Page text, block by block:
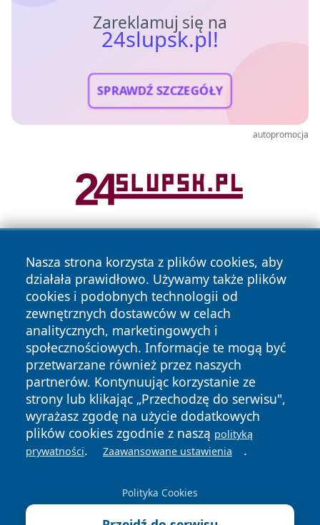
Zareklamuj się na
24slupsk.pl!
SPRAWDŹ SZCZEGÓŁY
autopromocja
Nasza strona korzysta z plików cookies, aby
działała prawidłowo. Używamy także plików
cookies i podobnych technologii od
zewnętrznych dostawców w celach
analitycznych, marketingowych i
społecznościowych. Informacje te mogą być
przetwarzane również przez naszych
partnerów. Kontynuując korzystanie ze
strony lub klikając „Przechodzę do serwisu",
wyrażasz zgodę na użycie dodatkowych
plików cookies zgodnie z naszą polityką
prywatności. Zaawansowane ustawienia .
Polityka Cookies
Copyright © 2026 24slupsk.pl Wszystkie prawa zastrzeżone.
News Autorzy
Polityka
Prywatności
Polityka
Cookies